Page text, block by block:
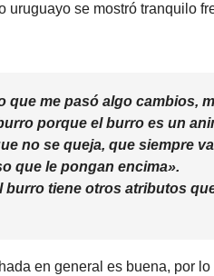
se mostró tranquilo
me pasó algo cambios,
porque el burro es un
no se queja, que siempre
que le pongan encima».
burro tiene otros atributos
en general es buena, por